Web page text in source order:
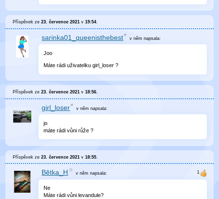
Příspěvek ze23. července 2021 v19:54.
sarinka01_queenisthebest v něm napsala:
Joo
Máte rádi uživatelku girl_loser ?
Příspěvek ze23. července 2021 v18:56.
girl_loser v něm napsala:
jo
máte rádi vůni růže ?
Příspěvek ze23. července 2021 v18:55
Bětka_H v němnapsala:
Ne
Máte rádi vůni levandule?